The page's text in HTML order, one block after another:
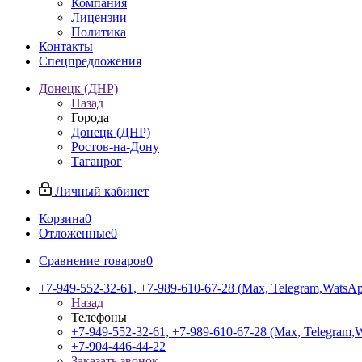
Компания
Лицензии
Политика
Контакты
Спецпредложения
Донецк (ДНР)
Назад
Города
Донецк (ДНР)
Ростов-на-Дону
Таганрог
Личный кабинет
Корзина0
Отложенные0
Сравнение товаров0
+7-949-552-32-61, +7-989-610-67-28 (Max,
Назад
Телефоны
+7-949-552-32-61, +7-989-610-67-28 (Max,
+7-904-446-44-22